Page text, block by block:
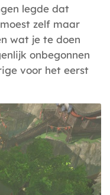
legde dat
zelf maar
wat je te doen
onbegonnen
voor het eerst